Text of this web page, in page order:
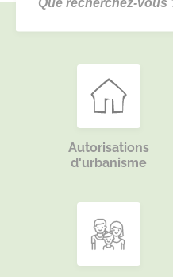
Autorisations
d'urbanisme